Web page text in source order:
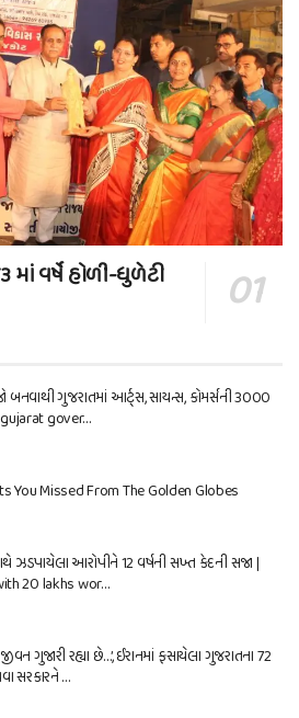
માં વર્ષે હોળી-ધુળેટી
બનવાથી ગુજરાતમાં આર્ટ્સ, સાયન્સ, કોમર્સની 3000
gover…
You Missed From The Golden Globes
ઝડપાયેલા આરોપીને 12 વર્ષની સખ્ત કેદની સજા |
20 lakhs wor…
ગુજારી રહ્યા છે…’, ઈરાનમાં ફસાયેલા ગુજરાતના 72
સરકારને …